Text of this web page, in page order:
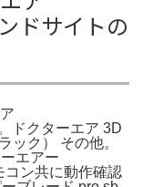
ドサイトの
ドクターエア 3D
ック） その他。
エアー
コン共に動作確認